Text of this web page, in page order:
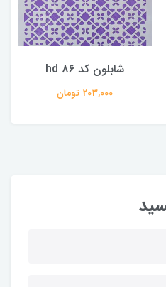
شابلون کد hd 86
203,000 تومان